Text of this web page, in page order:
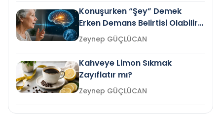
Konuşurken “Şey” Demek
Erken Demans Belirtisi Olabilir
mi?
Zeynep GÜÇLÜCAN
Kahveye Limon Sıkmak
Zayıflatır mı?
Zeynep GÜÇLÜCAN